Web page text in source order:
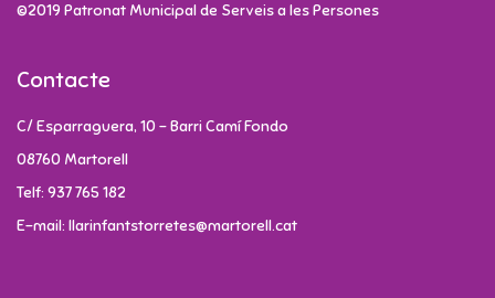
©2019 Patronat Municipal de Serveis a les Persones
Contacte
C/ Esparraguera, 10 - Barri Camí Fondo
08760 Martorell
Telf: 937 765 182
E-mail: llarinfantstorretes@martorell.cat